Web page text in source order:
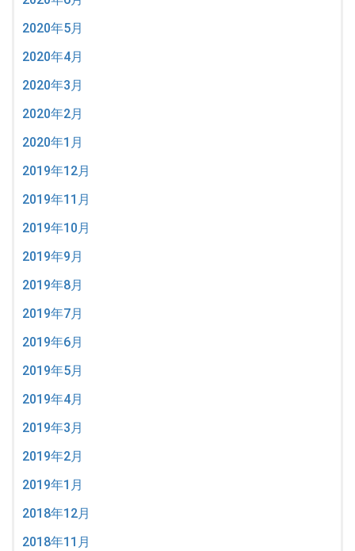
2020年5月
2020年4月
2020年3月
2020年2月
2020年1月
2019年12月
2019年11月
2019年10月
2019年9月
2019年8月
2019年7月
2019年6月
2019年5月
2019年4月
2019年3月
2019年2月
2019年1月
2018年12月
2018年11月